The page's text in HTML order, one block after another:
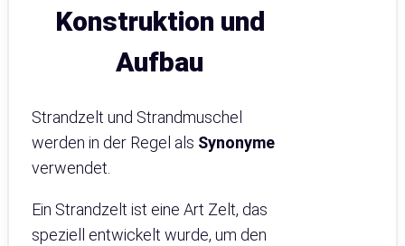
Konstruktion und
Aufbau
Strandzelt und Strandmuschel
werden in der Regel als Synonyme
verwendet.
Ein Strandzelt ist eine Art Zelt, das
speziell entwickelt wurde, um den